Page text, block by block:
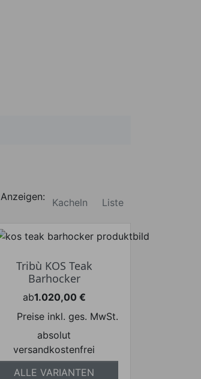
Anzeigen: Kacheln Liste
Tribù KOS Teak
Barhocker
ab
Preis
1.020,00 €
Preise inkl. ges. MwSt.
absolut
versandkostenfrei
ALLE VARIANTEN